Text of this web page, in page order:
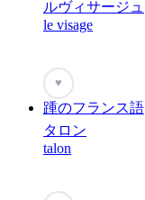
ルヴィサージュ
le visage
♥
踵のフランス語
タロン
talon